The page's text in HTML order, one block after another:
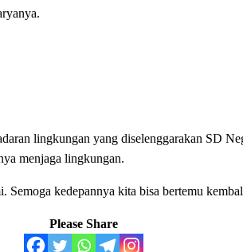
lingkungan yang diselenggarakan SD
menjaga lingkungan.
kedepannya kita bisa bertemu
Please Share